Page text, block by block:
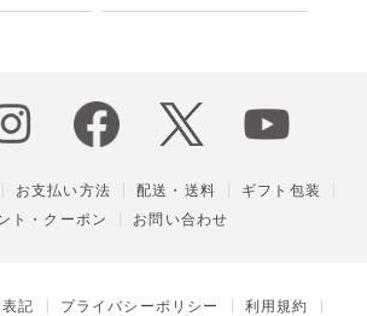
お支払い方法 配送・送料
ギフト包装
ト・クーポン
お問い合わせ
記 プライバシーポリシー 利用規約